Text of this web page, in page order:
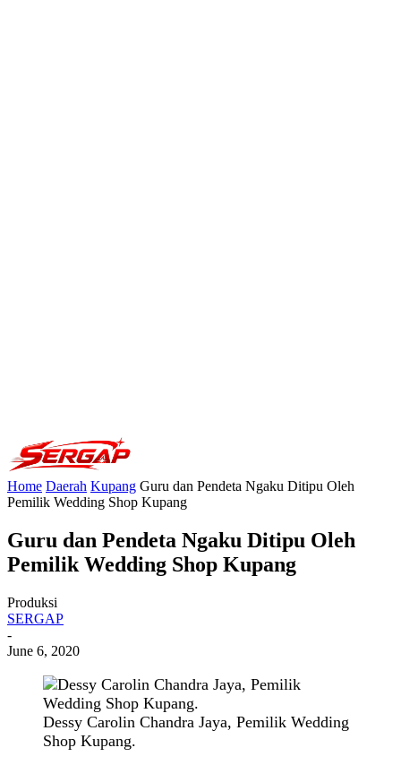
Home Daerah Kupang Guru dan Pendeta Ngaku Ditipu Oleh
Pemilik Wedding Shop Kupang
Guru dan Pendeta Ngaku Ditipu Oleh
Pemilik Wedding Shop Kupang
Produksi
SERGAP
-
June 6, 2020
Dessy Carolin Chandra Jaya, Pemilik Wedding
Shop Kupang.